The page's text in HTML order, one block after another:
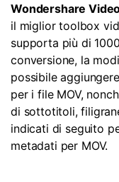
Wondershare
il miglior toolbox
supporta più di
conversione, la
possibile
per i file MOV,
di sottotitoli,
indicati di seguito
metadati per MOV.